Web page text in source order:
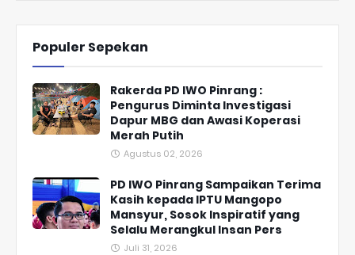
Populer Sepekan
Rakerda PD IWO Pinrang :
Pengurus Diminta Investigasi
Dapur MBG dan Awasi Koperasi
Merah Putih
Agustus 02, 2026
PD IWO Pinrang Sampaikan Terima
Kasih kepada IPTU Mangopo
Mansyur, Sosok Inspiratif yang
Selalu Merangkul Insan Pers
Juli 31, 2026